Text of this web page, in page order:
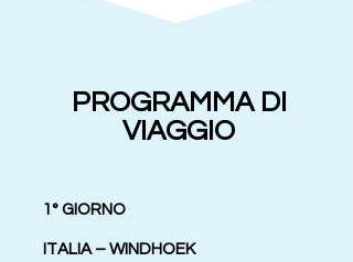
PROGRAMMA DI
VIAGGIO
1° GIORNO
ITALIA – WINDHOEK